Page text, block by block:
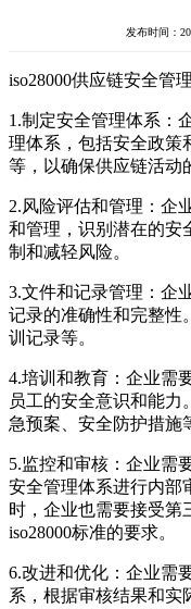
发布时间：
iso28000供应链安全管
1.制定安全管理体系：
理体系，包括安全政策
等，以确保供应链活动
2.风险评估和管理：企
和管理，识别潜在的安
制和减轻风险。
3.文件和记录管理：企
记录的准确性和完整性
训记录等。
4.培训和教育：企业需
员工的安全意识和能力
急预案、安全防护措施
5.监控和审核：企业需
安全管理体系进行内部
时，企业也需要接受第
iso28000标准的要求。
6.改进和优化：企业需
系，根据审核结果和实